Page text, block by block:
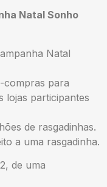
Natal Sonho
Natal
compras para
lojas participantes
de rasgadinhas.
a uma rasgadinha.
de uma